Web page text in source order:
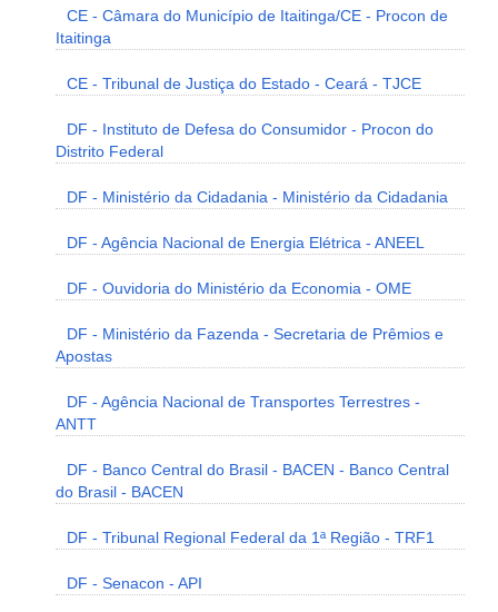
CE - Câmara do Município de Itaitinga/CE - Procon de
Itaitinga
CE - Tribunal de Justiça do Estado - Ceará - TJCE
DF - Instituto de Defesa do Consumidor - Procon do
Distrito Federal
DF - Ministério da Cidadania - Ministério da Cidadania
DF - Agência Nacional de Energia Elétrica - ANEEL
DF - Ouvidoria do Ministério da Economia - OME
DF - Ministério da Fazenda - Secretaria de Prêmios e
Apostas
DF - Agência Nacional de Transportes Terrestres -
ANTT
DF - Banco Central do Brasil - BACEN - Banco Central
do Brasil - BACEN
DF - Tribunal Regional Federal da 1ª Região - TRF1
DF - Senacon - API